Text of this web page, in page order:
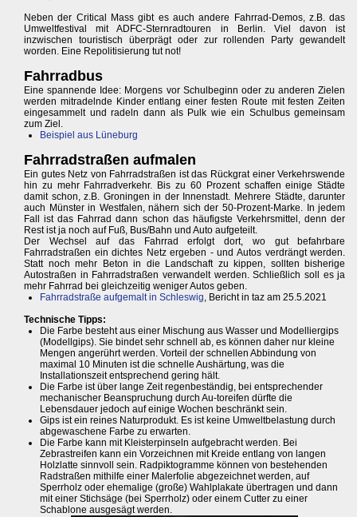
Neben der Critical Mass gibt es auch andere Fahrrad-Demos, z.B. das
Umweltfestival mit ADFC-Sternradtouren in Berlin. Viel davon ist
inzwischen touristisch überprägt oder zur rollenden Party gewandelt
worden. Eine Repolitisierung tut not!
Fahrradbus
Eine spannende Idee: Morgens vor Schulbeginn oder zu anderen Zielen
werden mitradelnde Kinder entlang einer festen Route mit festen Zeiten
eingesammelt und radeln dann als Pulk wie ein Schulbus gemeinsam
zum Ziel.
Beispiel aus Lüneburg
Fahrradstraßen aufmalen
Ein gutes Netz von Fahrradstraßen ist das Rückgrat einer Verkehrswende
hin zu mehr Fahrradverkehr. Bis zu 60 Prozent schaffen einige Städte
damit schon, z.B. Groningen in der Innenstadt. Mehrere Städte, darunter
auch Münster in Westfalen, nähern sich der 50-Prozent-Marke. In jedem
Fall ist das Fahrrad dann schon das häufigste Verkehrsmittel, denn der
Rest ist ja noch auf Fuß, Bus/Bahn und Auto aufgeteilt.
Der Wechsel auf das Fahrrad erfolgt dort, wo gut befahrbare
Fahrradstraßen ein dichtes Netz ergeben - und Autos verdrängt werden.
Statt noch mehr Beton in die Landschaft zu kippen, sollten bisherige
Autostraßen in Fahrradstraßen verwandelt werden. Schließlich soll es ja
mehr Fahrrad bei gleichzeitig weniger Autos geben.
Fahrradstraße aufgemalt in Schleswig, Bericht in taz am 25.5.2021
Technische Tipps:
Die Farbe besteht aus einer Mischung aus Wasser und Modelliergips
(Modellgips). Sie bindet sehr schnell ab, es können daher nur kleine
Mengen angerührt werden. Vorteil der schnellen Abbindung von
maximal 10 Minuten ist die schnelle Aushärtung, was die
Installationszeit entsprechend gering hält.
Die Farbe ist über lange Zeit regenbeständig, bei entsprechender
mechanischer Beanspruchung durch Au-toreifen dürfte die
Lebensdauer jedoch auf einige Wochen beschränkt sein.
Gips ist ein reines Naturprodukt. Es ist keine Umweltbelastung durch
abgewaschene Farbe zu erwarten.
Die Farbe kann mit Kleisterpinseln aufgebracht werden. Bei
Zebrastreifen kann ein Vorzeichnen mit Kreide entlang von langen
Holzlatte sinnvoll sein. Radpiktogramme können von bestehenden
Radstraßen mithilfe einer Malerfolie abgezeichnet werden, auf
Sperrholz oder ehemalige (große) Wahlplakate übertragen und dann
mit einer Stichsäge (bei Sperrholz) oder einem Cutter zu einer
Schablone ausgesägt werden.